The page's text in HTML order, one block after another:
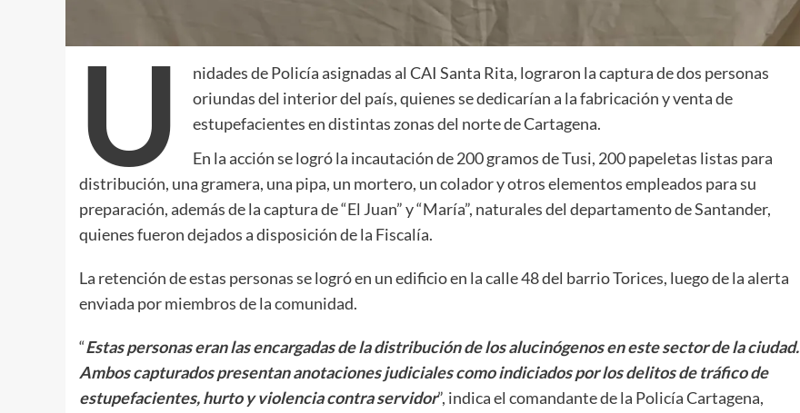
U
nidades de Policía asignadas al CAI Santa Rita, lograron la captura de dos personas
oriundas del interior del país, quienes se dedicarían a la fabricación y venta de
estupefacientes en distintas zonas del norte de Cartagena.
En la acción se logró la incautación de 200 gramos de Tusi, 200 papeletas listas para
distribución, una gramera, una pipa, un mortero, un colador y otros elementos empleados para su
preparación, además de la captura de “El Juan” y “María”, naturales del departamento de Santander,
quienes fueron dejados a disposición de la Fiscalía.
La retención de estas personas se logró en un edificio en la calle 48 del barrio Torices, luego de la alerta
enviada por miembros de la comunidad.
“Estas personas eran las encargadas de la distribución de los alucinógenos en este sector de la ciudad.
Ambos capturados presentan anotaciones judiciales como indiciados por los delitos de tráfico de
estupefacientes, hurto y violencia contra servidor”, indica el comandante de la Policía Cartagena,